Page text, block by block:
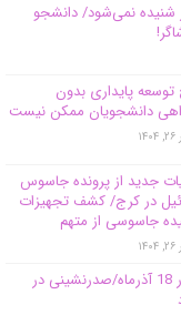
نمی‌شود/ دانشجو
پایداری بدون
دانشجویان ممکن نیست
جدید از پرونده جاسوس
در کرج/‌ کشف تجهیزات
جاسوسی از متهم
عناوین روزنامه‌های البرز در ‌18 آذرماه/صدرنشینی در